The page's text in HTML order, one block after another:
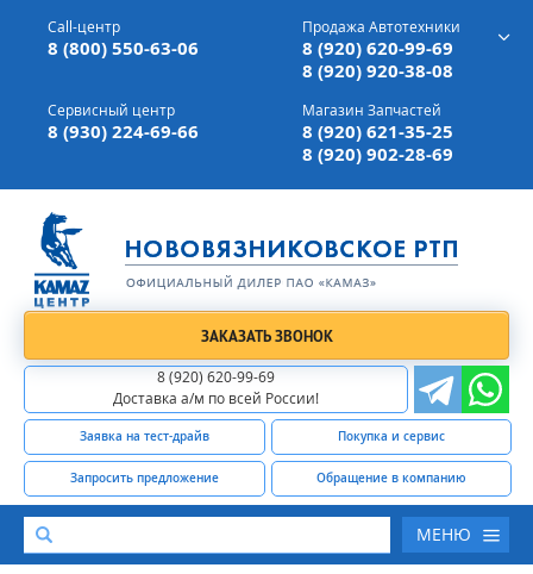
г. Вязники,ул. Механизаторов, д 90
Доставка а/м,по всей России
Call-центр
8 (800) 550-63-06
Продажа Автотехники
8 (920) 620-99-69
8 (920) 920-38-08
Сервисный центр
8 (930) 224-69-66
Магазин Запчастей
8 (920) 621-35-25
8 (920) 902-28-69
ЗАКАЗАТЬ ЗВОНОК
8 (920) 620-99-69
Доставка а/м по всей России!
Заявка на тест-драйв Покупка и сервис
Запросить предложение Обращение в компанию
МЕНЮ